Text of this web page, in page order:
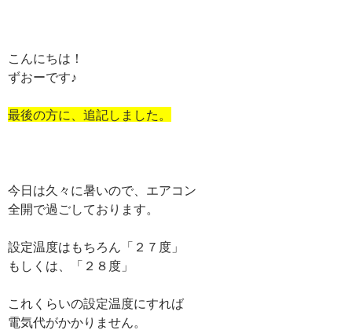
こんにちは！
ずおーです♪
最後の方に、追記しました。
今日は久々に暑いので、エアコン
全開で過ごしております。
設定温度はもちろん「２７度」
もしくは、「２８度」
これくらいの設定温度にすれば
電気代がかかりません。